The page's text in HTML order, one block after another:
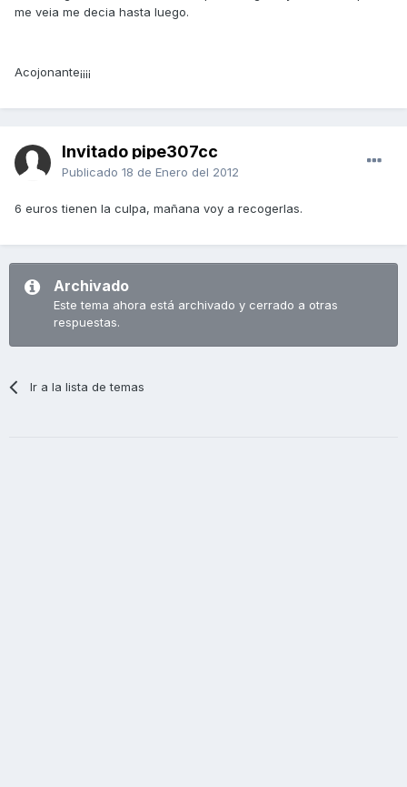
me veia me decia hasta luego.
Acojonante¡¡¡¡
Invitado pipe307cc
Publicado 18 de Enero del 2012
6 euros tienen la culpa, mañana voy a recogerlas.
Archivado
Este tema ahora está archivado y cerrado a otras
respuestas.
Ir a la lista de temas